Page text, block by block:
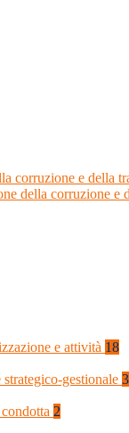
corruzione e della
della corruzione e
e attività 18
gestionale 3
2